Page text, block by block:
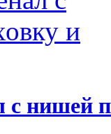
нишей